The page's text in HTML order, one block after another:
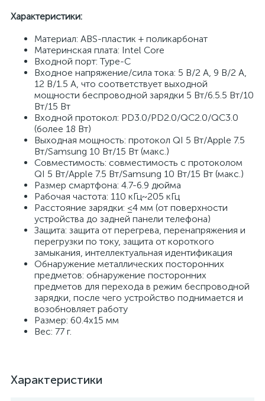
Характеристики:
Материал: ABS-пластик + поликарбонат
Материнская плата: Intel Core
Входной порт: Type-C
Входное напряжение/сила тока: 5 В/2 А, 9 В/2 А,
12 В/1.5 А, что соответствует выходной
мощности беспроводной зарядки 5 Вт/6.5.5 Вт/10
Вт/15 Вт
Входной протокол: PD3.0/PD2.0/QC2.0/QC3.0
(более 18 Вт)
Выходная мощность: протокол QI 5 Вт/Apple 7.5
Вт/Samsung 10 Вт/15 Вт (макс.)
Совместимость: совместимость с протоколом
QI 5 Вт/Apple 7.5 Вт/Samsung 10 Вт/15 Вт (макс.)
Размер смартфона: 4.7-6.9 дюйма
Рабочая частота: 110 кГц~205 кГц
Расстояние зарядки: ≤4 мм (от поверхности
устройства до задней панели телефона)
Защита: защита от перегрева, перенапряжения и
перегрузки по току, защита от короткого
замыкания, интеллектуальная идентификация
Обнаружение металлических посторонних
предметов: обнаружение посторонних
предметов для перехода в режим беспроводной
зарядки, после чего устройство поднимается и
возобновляет работу
Размер: 60.4х15 мм
Вес: 77 г.
Характеристики